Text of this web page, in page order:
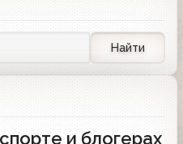
Найти
и блогерах